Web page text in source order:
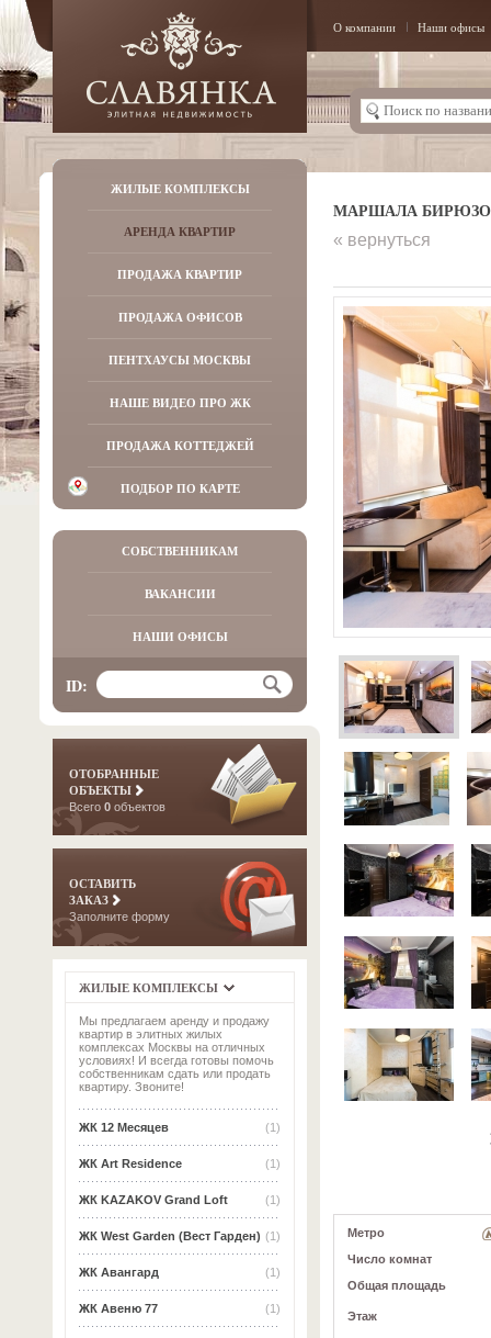
О компании Наши офисы
ЖИЛЫЕ КОМПЛЕКСЫ
АРЕНДА КВАРТИР
ПРОДАЖА КВАРТИР
ПРОДАЖА ОФИСОВ
ПЕНТХАУСЫ МОСКВЫ
НАШЕ ВИДЕО ПРО ЖК
ПРОДАЖА КОТТЕДЖЕЙ
ПОДБОР ПО КАРТЕ
СОБСТВЕННИКАМ
ВАКАНСИИ
НАШИ ОФИСЫ
ID:
ОТОБРАННЫЕ
ОБЪЕКТЫ
Всего 0 объектов
ОСТАВИТЬ
ЗАКАЗ
Заполните форму
ЖИЛЫЕ КОМПЛЕКСЫ
Мы предлагаем аренду и продажу
квартир в элитных жилых
комплексах Москвы на отличных
условиях! И всегда готовы помочь
собственникам сдать или продать
квартиру. Звоните!
(1)
ЖК 12 Месяцев
(1)
ЖК Art Residence
(1)
ЖК KAZAKOV Grand Loft
(1)
ЖК West Garden (Вест Гарден)
(1)
ЖК Авангард
(1)
ЖК Авеню 77
МАРШАЛА
« вернуться
Метро
Число комнат
Общая площадь
Этаж